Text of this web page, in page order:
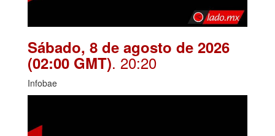
Sábado, 8 de agosto de 2026
(02:00 GMT). 20:20
Infobae